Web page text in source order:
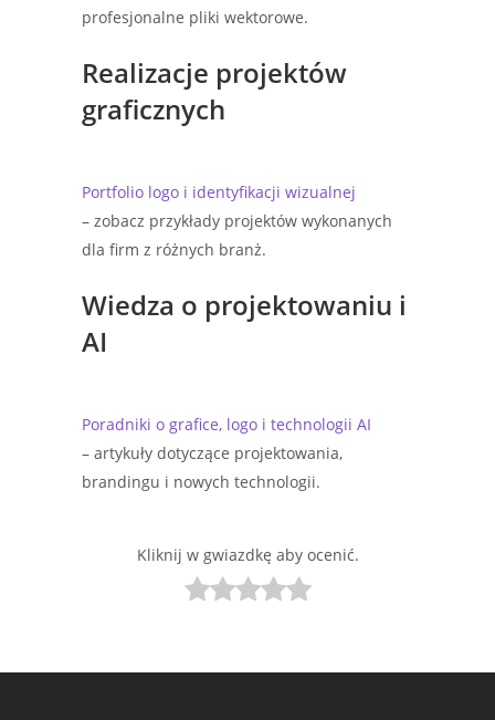
profesjonalne pliki wektorowe.
Realizacje projektów
graficznych
Portfolio logo i identyfikacji wizualnej
– zobacz przykłady projektów wykonanych
dla firm z różnych branż.
Wiedza o projektowaniu i
AI
Poradniki o grafice, logo i technologii AI
– artykuły dotyczące projektowania,
brandingu i nowych technologii.
Kliknij w gwiazdkę aby ocenić.